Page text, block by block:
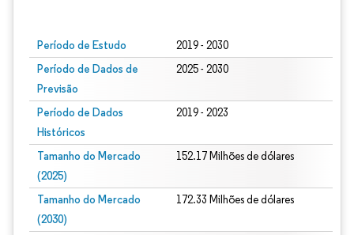
Período de Estudo 2019 - 2030
Período de Dados de
Previsão
2025 - 2030
Período de Dados
Históricos
2019 - 2023
Tamanho do Mercado
(2025)
152.17 Milhões de dólares
Tamanho do Mercado
(2030)
172.33 Milhões de dólares